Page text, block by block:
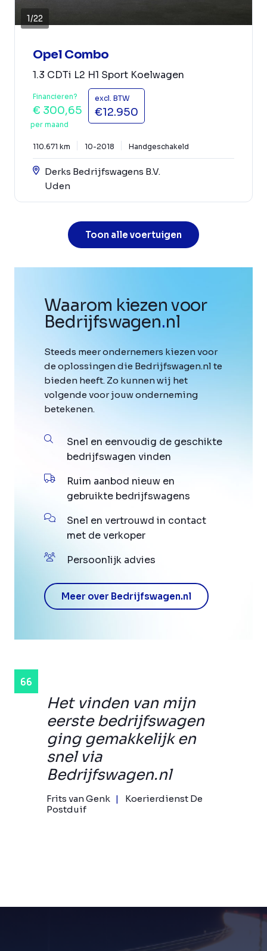
1/22
Opel Combo
1.3 CDTi L2 H1 Sport Koelwagen
Financieren?
€ 300,65
per maand
excl. BTW
€12.950
110.671 km 10-2018 Handgeschakeld
Derks Bedrijfswagens B.V.
Uden
Toon alle voertuigen
Het vinden van mijn
eerste bedrijfswagen
ging gemakkelijk en
snel via
Bedrijfswagen.nl
Frits van Genk
Koerierdienst De
Postduif
Waarom kiezen voor
Bedrijfswagen.nl
Steeds meer ondernemers kiezen voor
de oplossingen die Bedrijfswagen.nl te
bieden heeft. Zo kunnen wij het
volgende voor jouw onderneming
betekenen.
Snel en eenvoudig de geschikte
bedrijfswagen vinden
Ruim aanbod nieuw en
gebruikte bedrijfswagens
Snel en vertrouwd in contact
met de verkoper
Persoonlijk advies
Meer over Bedrijfswagen.nl